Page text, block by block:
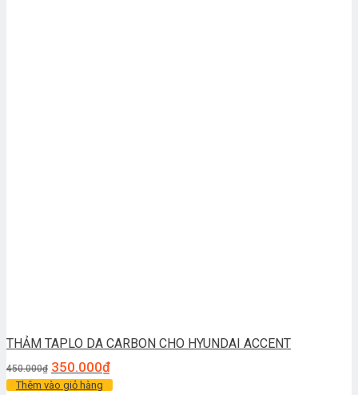
THẢM TAPLO DA CARBON CHO HYUNDAI ACCENT
450.000₫ 350.000₫
Thêm vào giỏ hàng